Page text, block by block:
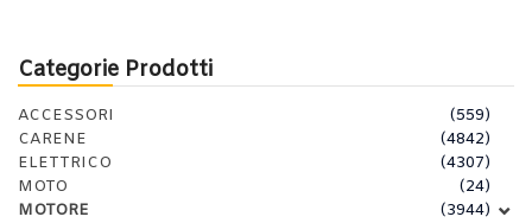
Categorie Prodotti
ACCESSORI
(559)
CARENE
(4842)
ELETTRICO
(4307)
MOTO
(24)
MOTORE
(3944)